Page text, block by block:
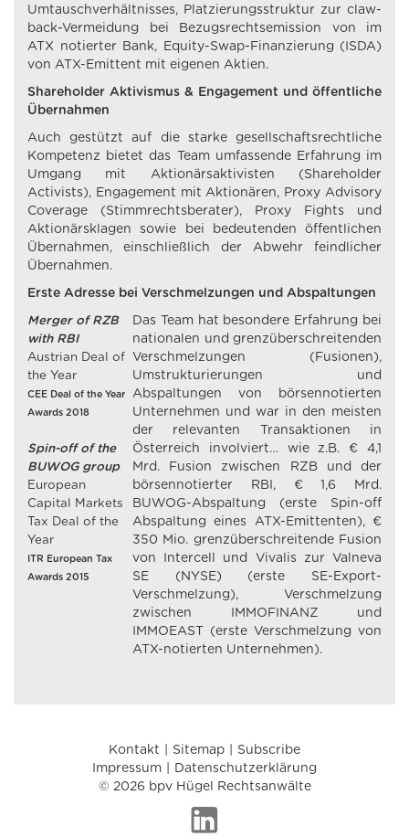
Umtauschverhältnisses, Platzierungsstruktur zur claw-
back-Vermeidung bei Bezugsrechtsemission von im
ATX notierter Bank, Equity-Swap-Finanzierung (ISDA)
von ATX-Emittent mit eigenen Aktien.
Shareholder Aktivismus & Engagement und öffentliche
Übernahmen
Auch gestützt auf die starke gesellschaftsrechtliche
Kompetenz bietet das Team umfassende Erfahrung im
Umgang mit Aktionärsaktivisten (Shareholder
Activists), Engagement mit Aktionären, Proxy Advisory
Coverage (Stimmrechtsberater), Proxy Fights und
Aktionärsklagen sowie bei bedeutenden öffentlichen
Übernahmen, einschließlich der Abwehr feindlicher
Übernahmen.
Erste Adresse bei Verschmelzungen und Abspaltungen
Merger of RZB
with RBI
Austrian Deal of
the Year
CEE Deal of the Year
Awards 2018
Spin-off of the
BUWOG group
European
Capital Markets
Tax Deal of the
Year
ITR European Tax
Awards 2015
Das Team hat besondere Erfahrung bei
nationalen und grenzüberschreitenden
Verschmelzungen (Fusionen),
Umstrukturierungen und
Abspaltungen von börsennotierten
Unternehmen und war in den meisten
der relevanten Transaktionen in
Österreich involviert… wie z.B. € 4,1
Mrd. Fusion zwischen RZB und der
börsennotierter RBI, € 1,6 Mrd.
BUWOG-Abspaltung (erste Spin-off
Abspaltung eines ATX-Emittenten), €
350 Mio. grenzüberschreitende Fusion
von Intercell und Vivalis zur Valneva
SE (NYSE) (erste SE-Export-
Verschmelzung), Verschmelzung
zwischen IMMOFINANZ und
IMMOEAST (erste Verschmelzung von
ATX-notierten Unternehmen).
Kontakt Sitemap
Subscribe
Impressum
Datenschutzerklärung
© 2026 bpv Hügel Rechtsanwälte